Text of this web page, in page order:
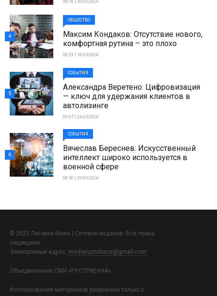
08:16 | 30-05-2024
ОБЩЕСТВО
Максим Кондаков: Отсутствие нового,
комфортная рутина – это плохо
08:29 | 18-05-2024
4
СОБЫТИЯ
Александра Веретено: Цифровизация
— ключ для удержания клиентов в
автолизинге
09:07 | 24-05-2024
5
СОБЫТИЯ
Вячеслав Береснев: Искусственный
интеллект широко используется в
военной сфере
08:50 | 20-05-2024
6
© 2023 Лиговка News | Сетевое издание. Все права
защищены.
Электронный адрес: mediarustribuna@gmail.com
Объединенные СМИ «РУСТРИБУНА»
Использование материалов разрешено только с